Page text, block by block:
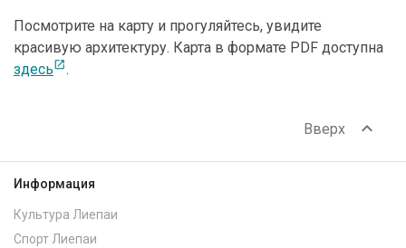
Посмотрите на карту и прогуляйтесь, увидите
красивую архитектуру. Карта в формате PDF доступна
здесьopen_in_new.
Вверх expand_less
Информация
Культура Лиепаи
Спорт Лиепаи